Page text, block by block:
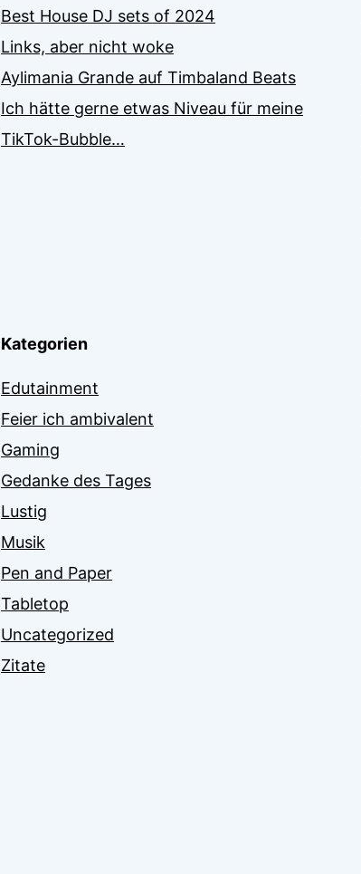
Best House DJ sets of 2024
Links, aber nicht woke
Aylimania Grande auf Timbaland Beats
Ich hätte gerne etwas Niveau für meine
TikTok-Bubble…
Kategorien
Edutainment
Feier ich ambivalent
Gaming
Gedanke des Tages
Lustig
Musik
Pen and Paper
Tabletop
Uncategorized
Zitate